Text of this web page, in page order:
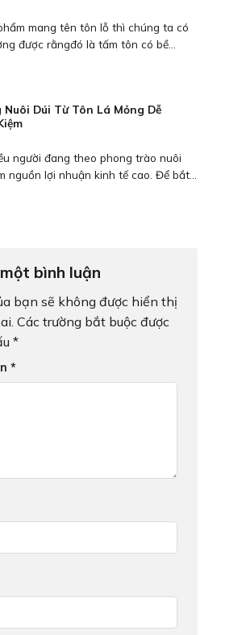
mang tên tôn lỗ thì chúng ta có
được rằngđó là tấm tôn có bề...
Nuôi Dúi Từ Tôn Lá Mỏng Dễ
người đang theo phong trào nuôi
nguồn lợi nhuận kinh tế cao. Để bắt...
bình luận
bạn sẽ không được hiển thị
Các trường bắt buộc được
*
*